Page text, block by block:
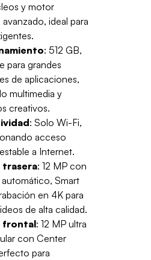
y motor
ideal para
: 512 GB,
para grandes
de aplicaciones,
multimedia y
creativos.
: Solo Wi-Fi,
acceso
a Internet.
trasera: 12 MP con
Smart
en 4K para
de alta calidad.
frontal: 12 MP ultra
con Center
para